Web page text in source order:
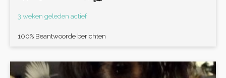
3 weken geleden actief
100% Beantwoorde berichten